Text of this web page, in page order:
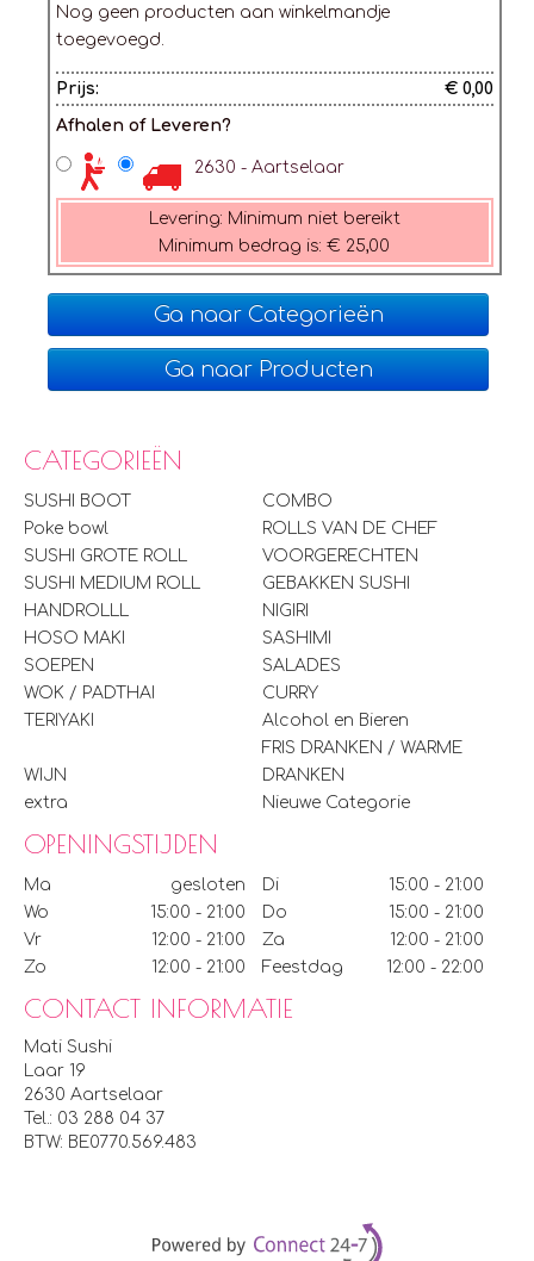
Nog geen producten aan winkelmandje
toegevoegd.
Prijs: € 0,00
Afhalen of Leveren?
2630 - Aartselaar
Levering: Minimum niet bereikt
Minimum bedrag is:€ 25,00
Ga naar Categorieën
Ga naar Producten
CATEGORIEËN
SUSHI BOOT
COMBO
Poke bowl
ROLLS VAN DE CHEF
SUSHI GROTE ROLL
VOORGERECHTEN
SUSHI MEDIUM ROLL
GEBAKKEN SUSHI
HANDROLLL
NIGIRI
HOSO MAKI
SASHIMI
SOEPEN
SALADES
WOK / PADTHAI
CURRY
TERIYAKI
Alcohol en Bieren
WIJN
FRIS DRANKEN / WARME
DRANKEN
extra
Nieuwe Categorie
OPENINGSTIJDEN
Ma gesloten Di
15:00 - 21:00
Wo
15:00 - 21:00 Do
15:00 - 21:00
Vr
12:00 - 21:00 Za
12:00 - 21:00
Zo
12:00 - 21:00 Feestdag 12:00 - 22:00
CONTACT INFORMATIE
Mati Sushi
Laar 19
2630 Aartselaar
Tel.: 03 288 04 37
BTW: BE0770.569.483